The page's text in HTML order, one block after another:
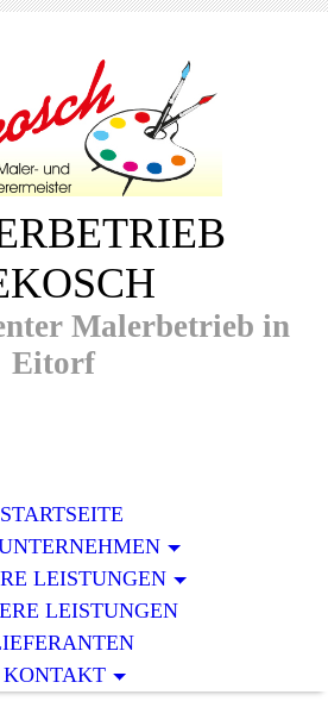
Malerbetrieb in
Eitorf
STARTSEITE
LEISTUNGEN
LEISTUNGEN
KONTAKT